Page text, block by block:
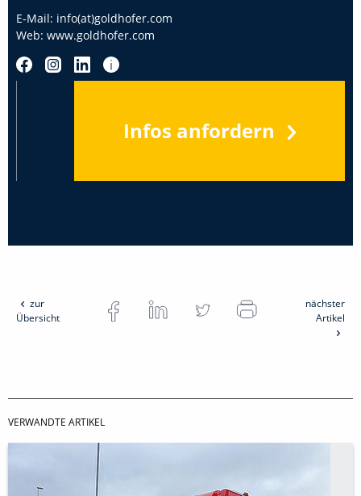
E-Mail: info(at)goldhofer.com
Web: www.goldhofer.com
Infos anfordern
zur
Übersicht
nächster
Artikel
VERWANDTE ARTIKEL